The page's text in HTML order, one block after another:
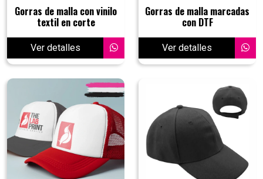
Gorras de malla con vinilo
textil en corte
Ver detalles
Gorras de malla marcadas
con DTF
Ver detalles